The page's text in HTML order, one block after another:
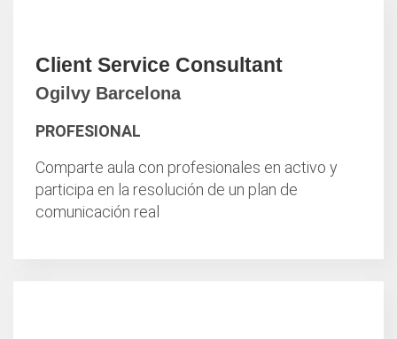
Client Service Consultant
Ogilvy Barcelona
PROFESIONAL
Comparte aula con profesionales en activo y
participa en la resolución de un plan de
comunicación real